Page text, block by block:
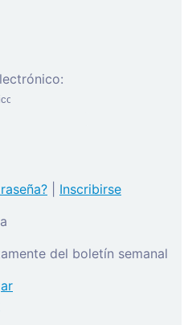
Inscribirse
del boletín semanal